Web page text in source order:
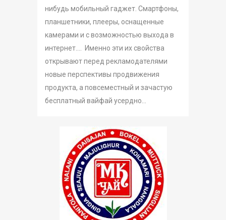
нибудь мобильный гаджет. Смартфоны,
планшетники, плееры, оснащенные
камерами и с возможностью выхода в
интернет.… Именно эти их свойства
открывают перед рекламодателями
новые перспективы продвижения
продукта, а повсеместный и зачастую
бесплатный вайфай усердно...